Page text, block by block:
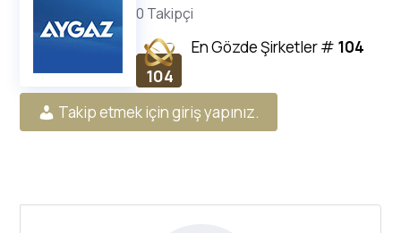
0 Takipçi
104
En Gözde Şirketler# 104
Takip etmek için giriş yapınız.